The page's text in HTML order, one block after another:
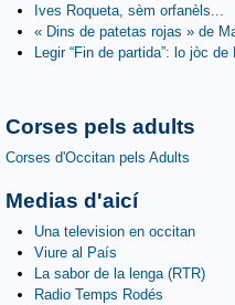
Ives Roqueta, sèm orfanèls...
« Dins de patetas rojas » de
Legir “Fin de partida”: lo jòc de
Corses pels adults
Corses d'Occitan pels Adults
Medias d'aicí
Una television en occitan
Viure al País
La sabor de la lenga (RTR)
Radio Temps Rodés